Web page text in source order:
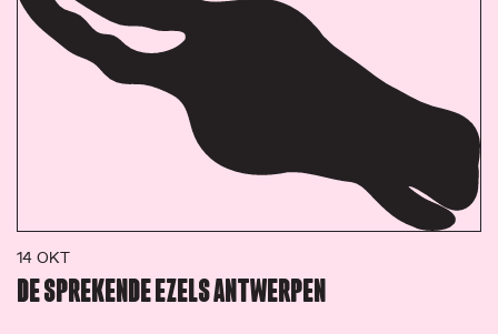
14 OKT
DE SPREKENDE EZELS ANTWERPEN